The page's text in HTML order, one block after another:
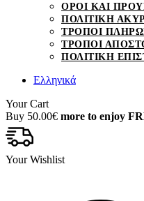
ΟΡΟΙ ΚΑΙ
ΠΟΛΙΤΙΚΗ
ΤΡΟΠΟΙ
ΤΡΟΠΟΙ
ΠΟΛΙΤΙΚΗ
Ελληνικά
Your Cart
Buy 50.00€ more to enjoy
Your Wishlist